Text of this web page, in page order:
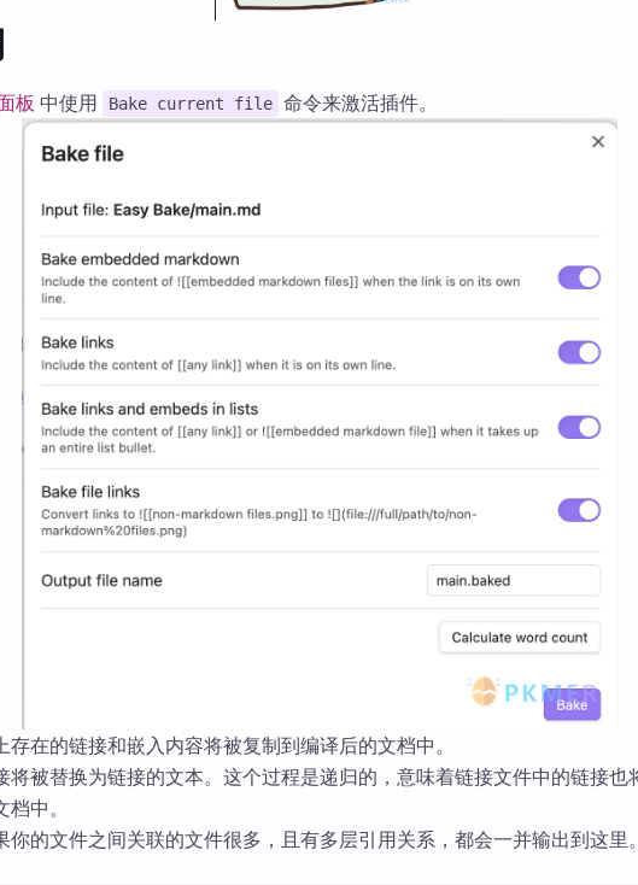
板 中使用 Bake current file 命令来激活插件。
存在的链接和嵌入内容将被复制到编译后的文档中。
将被替换为链接的文本。这个过程是递归的，意味着链接文件中的链接也
中。
你的文件之间关联的文件很多，且有多层引用关系，都会一并输出到这里。